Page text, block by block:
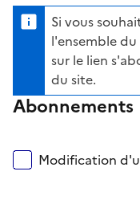
Si vous
l'ensemble
sur le lien
du site.
Abonnements
Modification